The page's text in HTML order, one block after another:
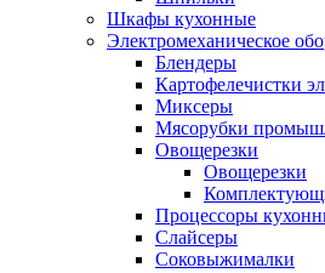
Шкафы кухонные
Электромеханическое
Блендеры
Картофелечистки
Миксеры
Мясорубки
Овощерезки
Овощерезки
Процессоры
Слайсеры
Соковыжималки